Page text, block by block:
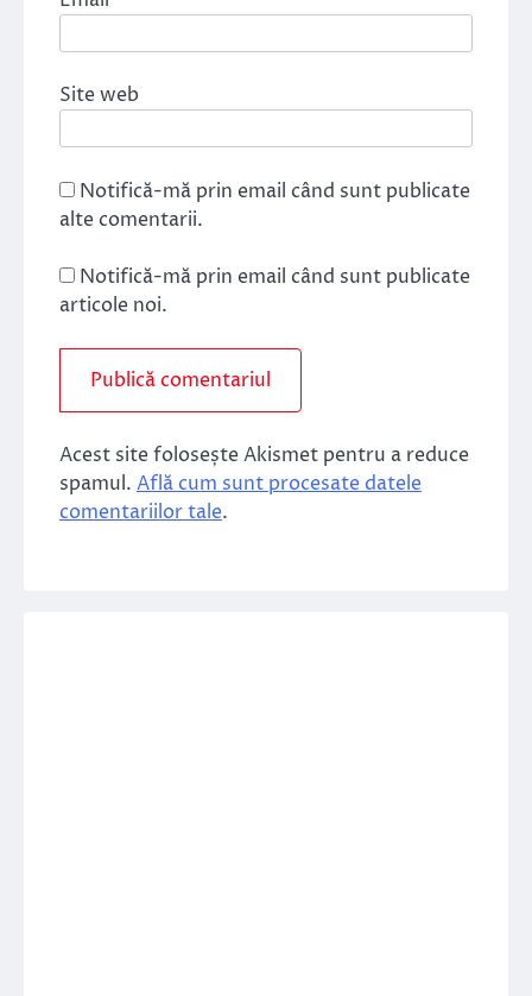
Site web
Notifică-mă prin email când sunt publicate
alte comentarii.
Notifică-mă prin email când sunt publicate
articole noi.
Acest site folosește Akismet pentru a reduce
spamul. Află cum sunt procesate datele
comentariilor tale.